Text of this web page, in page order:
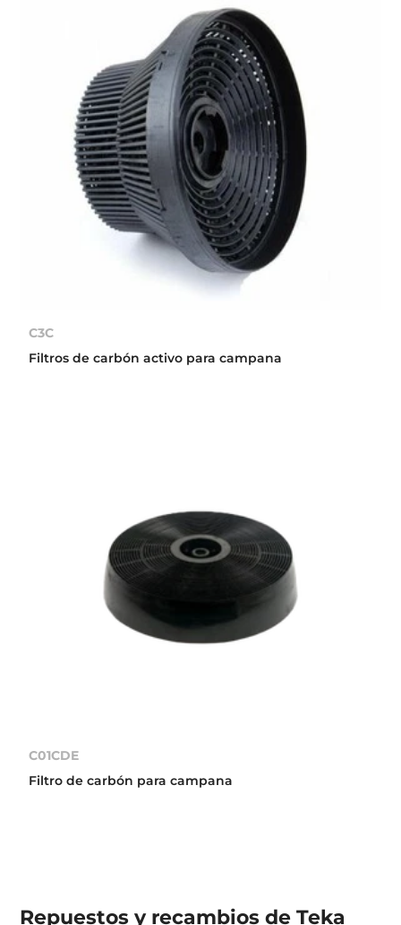
C3C
Filtros de carbón activo para campana
C01CDE
Filtro de carbón para campana
Repuestos y recambios de Teka